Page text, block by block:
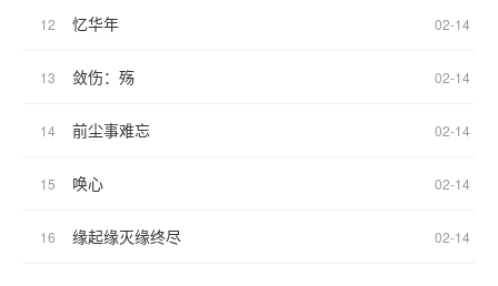
12 忆华年 02-14
13 敛伤：殇 02-14
14 前尘事难忘 02-14
15 唤心 02-14
16 缘起缘灭缘终尽 02-14